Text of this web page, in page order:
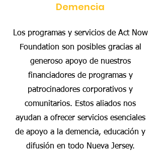
Demencia
Los programas y servicios de Act Now
Foundation son posibles gracias al
generoso apoyo de nuestros
financiadores de programas y
patrocinadores corporativos y
comunitarios. Estos aliados nos
ayudan a ofrecer servicios esenciales
de apoyo a la demencia, educación y
difusión en todo Nueva Jersey.